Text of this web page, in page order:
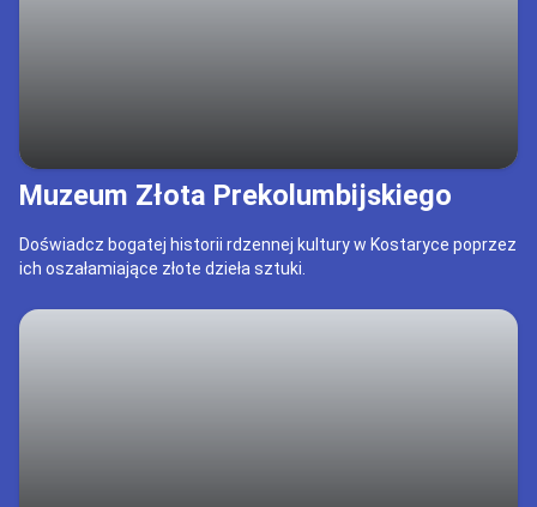
Muzeum Złota Prekolumbijskiego
Doświadcz bogatej historii rdzennej kultury w Kostaryce poprzez
ich oszałamiające złote dzieła sztuki.